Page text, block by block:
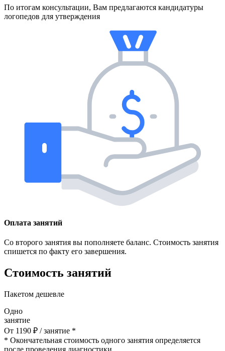
По итогам консультации, Вам предлагаются кандидатуры
логопедов для утверждения
Оплата занятий
Со второго занятия вы пополняете баланс. Стоимость занятия
спишется по факту его завершения.
Стоимость занятий
Пакетом дешевле
Одно
занятие
От 1190 ₽ / занятие *
* Окончательная стоимость одного занятия определяется